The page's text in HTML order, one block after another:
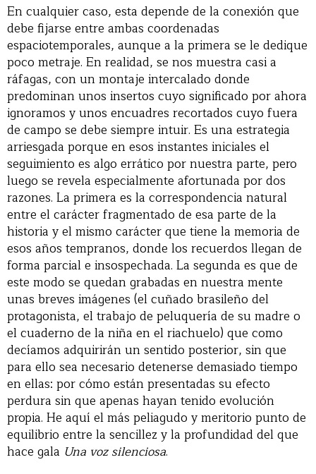
En cualquier caso, esta depende de la conexión que
debe fijarse entre ambas coordenadas
espaciotemporales, aunque a la primera se le dedique
poco metraje. En realidad, se nos muestra casi a
ráfagas, con un montaje intercalado donde
predominan unos insertos cuyo significado por ahora
ignoramos y unos encuadres recortados cuyo fuera
de campo se debe siempre intuir. Es una estrategia
arriesgada porque en esos instantes iniciales el
seguimiento es algo errático por nuestra parte, pero
luego se revela especialmente afortunada por dos
razones. La primera es la correspondencia natural
entre el carácter fragmentado de esa parte de la
historia y el mismo carácter que tiene la memoria de
esos años tempranos, donde los recuerdos llegan de
forma parcial e insospechada. La segunda es que de
este modo se quedan grabadas en nuestra mente
unas breves imágenes (el cuñado brasileño del
protagonista, el trabajo de peluquería de su madre o
el cuaderno de la niña en el riachuelo) que como
decíamos adquirirán un sentido posterior, sin que
para ello sea necesario detenerse demasiado tiempo
en ellas: por cómo están presentadas su efecto
perdura sin que apenas hayan tenido evolución
propia. He aquí el más peliagudo y meritorio punto de
equilibrio entre la sencillez y la profundidad del que
hace gala Una voz silenciosa.